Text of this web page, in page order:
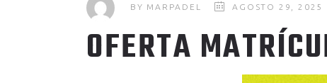
BY MARPADEL AGOSTO 29, 2025
OFERTA